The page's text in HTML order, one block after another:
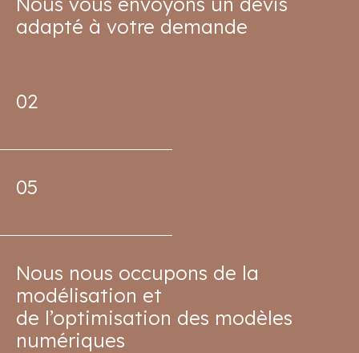
adapté à votre demande
02
05
Nous nous occupons de la
modélisation et
de l’optimisation des modèles
numériques